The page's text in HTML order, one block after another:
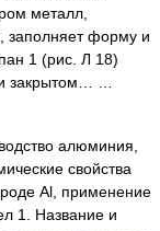
металл,
заполняет форму и
1 (рис. Л 18)
закрытом… …
алюминия,
свойства
Al, применение
1. Название и